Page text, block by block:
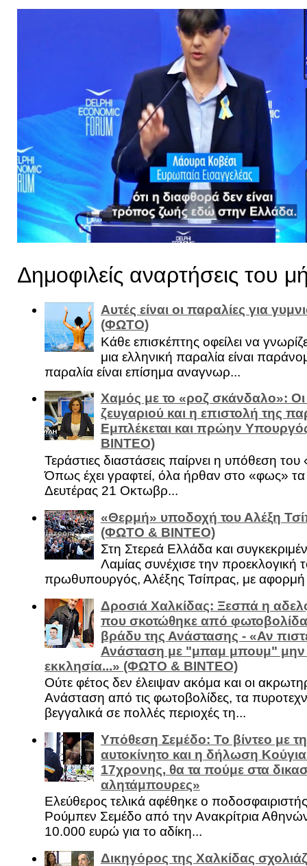
Δημοφιλείς αναρτήσεις του
Αυτές είναι οι παραλίες για
(ΦΩΤΟ)
Κάθε επισκέπτης οφείλει να
μια ελληνική παραλία είναι
παραλία είναι επίσημα αναγνωρ...
Χαμός με το «ροζ σκάνδαλο»: Οι
ζευγαριού και η επιστολή της
Εμπλέκεται και πρώην
ΒΙΝΤΕΟ)
Τεράστιες διαστάσεις παίρνει η υπόθεση
Όπως έχει γραφτεί, όλα ήρθαν στο «φως»
Δευτέρας 21 Οκτωβρ...
«Θερμή» υποδοχή του Αλέξη
(ΦΩΤΟ & ΒΙΝΤΕΟ)
Στη Στερεά Ελλάδα και
Λαμίας συνέχισε την προεκλογική
πρωθυπουργός, Αλέξης Τσίπρας, με αφορμή
Δροσιά Χαλκίδας: Ξεσπά η
που σκοτώθηκε από φωτοβολίδα
βράδυ της Ανάστασης - «Αν
Ανάσταση με "μπαμ μπουμ" μην
εκκλησία...» (ΦΩΤΟ & ΒΙΝΤΕΟ)
Ούτε φέτος δεν έλειψαν ακόμα και οι
Ανάσταση από τις φωτοβολίδες, τα
βεγγαλικά σε πολλές περιοχές τη...
Υπόθεση Σεμέδο: Το βίντεο με
αυτοκίνητο και η δήλωση
17χρονης, θα τα πούμε στα
αλητάμπουρες»
Ελεύθερος τελικά αφέθηκε ο
Ρούμπεν Σεμέδο από την Ανακρίτρια
10.000 ευρώ για το αδίκη...
Δικηγόρος της Χαλκίδας